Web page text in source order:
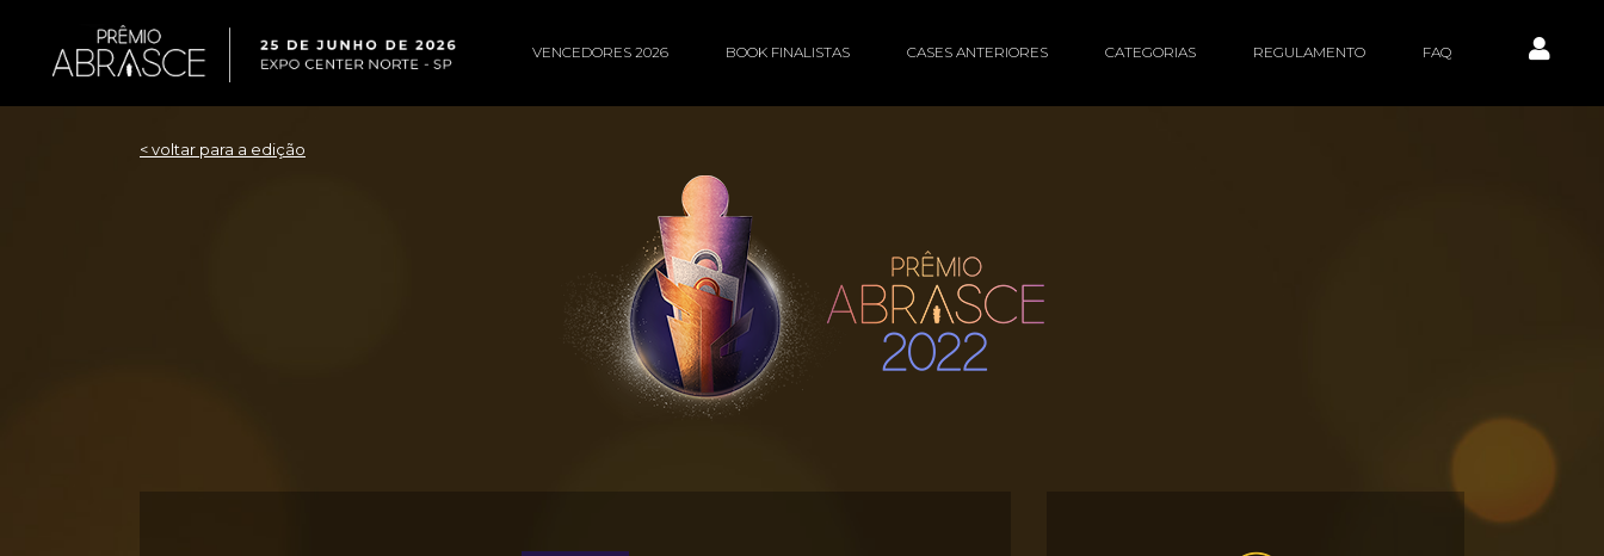
VENCEDORES 2026 BOOK FINALISTAS CASES ANTERIORES CATEGORIAS REGULAMENTO FAQ
< voltar para a edição